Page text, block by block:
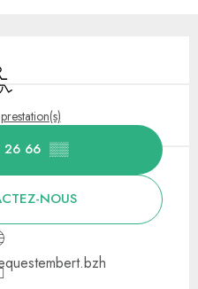
handicapés
26 66 ▒▒
NOUS